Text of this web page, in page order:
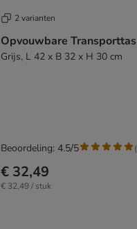
2 varianten
Opvouwbare Transporttas
Grijs, L 42 x B 32 x H 30 cm
€ 32,49
€ 32,49 / stuk
Beoordeling: 4.5/5 (